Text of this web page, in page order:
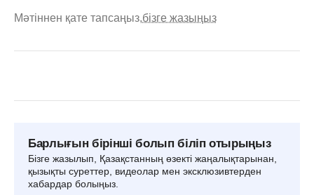
Мәтіннен қате тапсаңыз,бізге жазыңыз
Барлығын бірінші болып біліп отырыңыз
Бізге жазылып, Қазақстанның өзекті жаңалықтарынан,
қызықты суреттер, видеолар мен эксклюзивтерден
хабардар болыңыз.